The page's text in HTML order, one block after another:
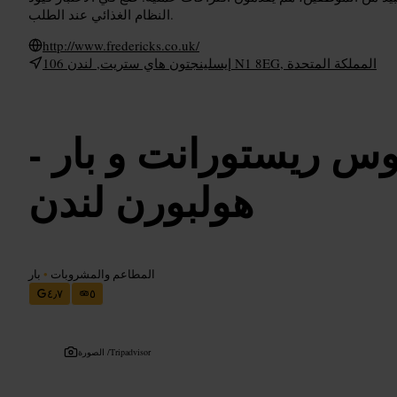
النظام الغذائي عند الطلب.
http://www.fredericks.co.uk/
106 إيسلينجتون هاي ستريت, لندن N1 8EG, المملكة المتحدة
ريستورانت و بار -
هولبورن لندن
المطاعم والمشروبات • بار
٤٫٧
٥
الصورة /Tripadvisor